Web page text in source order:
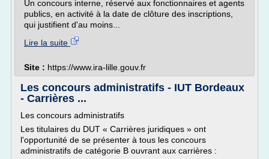
Un concours interne, réservé aux fonctionnaires et agents
publics, en activité à la date de clôture des inscriptions,
qui justifient d'au moins...
Lire la suite
Site : https://www.ira-lille.gouv.fr
Les concours administratifs - IUT Bordeaux
- Carrières ...
Les concours administratifs
Les titulaires du DUT « Carrières juridiques » ont
l'opportunité de se présenter à tous les concours
administratifs de catégorie B ouvrant aux carrières :